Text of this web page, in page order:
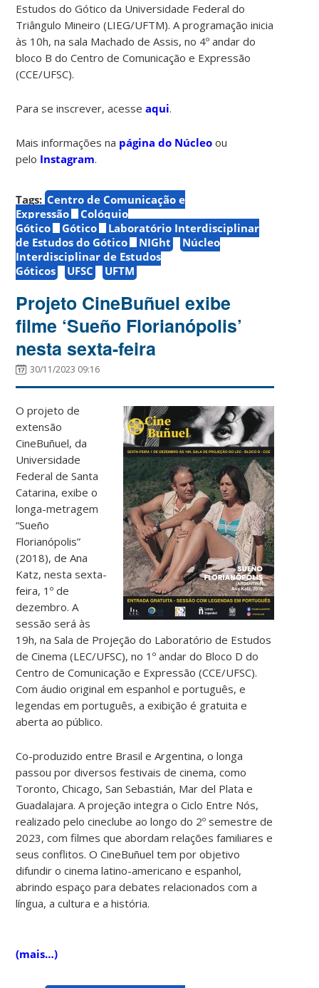
Estudos do Gótico da Universidade Federal do
Triângulo Mineiro (LIEG/UFTM). A programação inicia
às 10h, na sala Machado de Assis, no 4º andar do
bloco B do Centro de Comunicação e Expressão
(CCE/UFSC).
Para se inscrever, acesseaqui.
Mais informações na página do Núcleo ou
pelo Instagram.
Tags: Centro de Comunicação e
Expressão
Colóquio
Gótico
Gótico
Laboratório Interdisciplinar
de Estudos do Gótico
NIGht
Núcleo
Interdisciplinar de Estudos
Góticos
UFSC UFTM
Projeto CineBuñuel exibe
filme ‘Sueño Florianópolis’
nesta sexta-feira
30/11/2023 09:16
O projeto de
extensão
CineBuñuel, da
Universidade
Federal de Santa
Catarina, exibe o
longa-metragem
“Sueño
Florianópolis”
(2018), de Ana
Katz, nesta sexta-
feira, 1º de
dezembro. A
sessão será às
19h, na Sala de Projeção do Laboratório de Estudos
de Cinema (LEC/UFSC), no 1º andar do Bloco D do
Centro de Comunicação e Expressão (CCE/UFSC).
Com áudio original em espanhol e português, e
legendas em português, a exibição é gratuita e
aberta ao público.
Co-produzido entre Brasil e Argentina, o longa
passou por diversos festivais de cinema, como
Toronto, Chicago, San Sebastián, Mar del Plata e
Guadalajara. A projeção integra o Ciclo Entre Nós,
realizado pelo cineclube ao longo do 2º semestre de
2023, com filmes que abordam relações familiares e
seus conflitos. O CineBuñuel tem por objetivo
difundir o cinema latino-americano e espanhol,
abrindo espaço para debates relacionados com a
língua, a cultura e a história.
(mais…)